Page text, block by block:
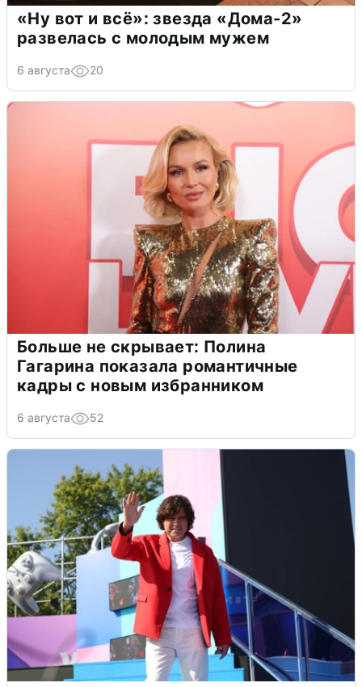
«Ну вот и всё»: звезда «Дома-2»
развелась с молодым мужем
6 августа 20
Больше не скрывает: Полина
Гагарина показала романтичные
кадры с новым избранником
6 августа 52